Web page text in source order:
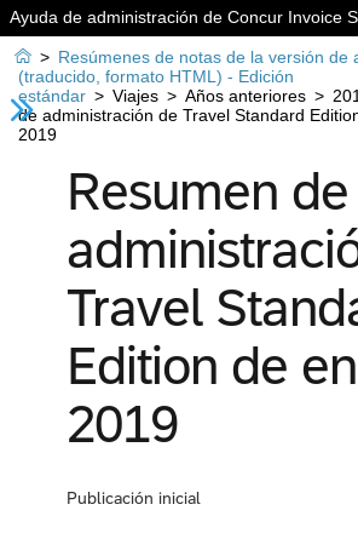
Ayuda de administración de Concur Invoice
 > Resúmenes de notas de la versión de
(traducido, formato HTML) - Edición
estándar > Viajes > Años anteriores >
de administración de Travel Standard
2019
Resumen de
Travel
Edition de
2019
Publicación inicial